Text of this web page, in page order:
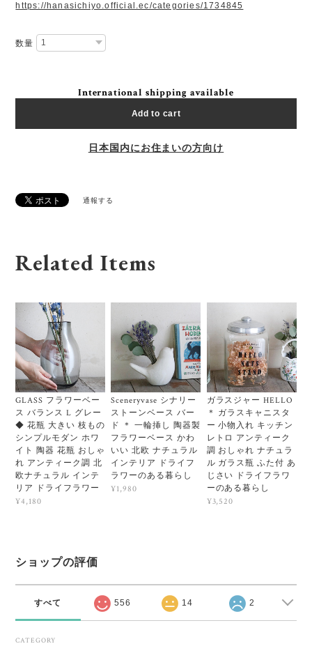
https://hanasichiyo.official.ec/categories/1734845
数量
International shipping available
Add to cart
日本国内にお住まいの方向け
通報する
Related Items
GLASS フラワーベー
ス バランス L グレー
◆ 花瓶 大きい 枝もの
シンプルモダン ホワ
イト 陶器 花瓶 おしゃ
れ アンティーク調 北
欧ナチュラル インテ
リア ドライフラワー
¥4,180
Sceneryvase シナリー
ストーンベース バー
ド ＊ 一輪挿し 陶器製
フラワーベース かわ
いい 北欧 ナチュラル
インテリア ドライフ
ラワーのある暮らし
¥1,980
ガラスジャー HELLO
＊ ガラスキャニスタ
ー 小物入れ キッチン
レトロ アンティーク
調 おしゃれ ナチュラ
ル ガラス瓶 ふた付 あ
じさい ドライフラワ
ーのある暮らし
¥3,520
ショップの評価
すべて 556 14 2
CATEGORY